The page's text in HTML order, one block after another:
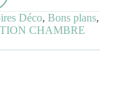
Déco, Bons plans,
CHAMBRE